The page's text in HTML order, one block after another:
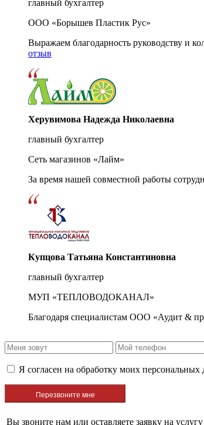
главный бухгалтер
ООО «Борышев Пластик Рус»
Выражаем благодарность руководству и
отзыв
Херувимова Надежда Николаевна
главный бухгалтер
Сеть магазинов «Лайм»
За время нашей совместной работы
Купцова Татьяна Константиновна
главный бухгалтер
МУП «ТЕПЛОВОДОКАНАЛ»
Благодаря специалистам ООО «Аудит &
Я согласен на обработку моих персональных
Вы звоните нам или оставляете заявку на услугу